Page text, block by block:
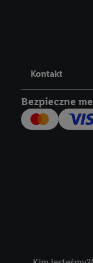
Kontakt
Bezpieczne